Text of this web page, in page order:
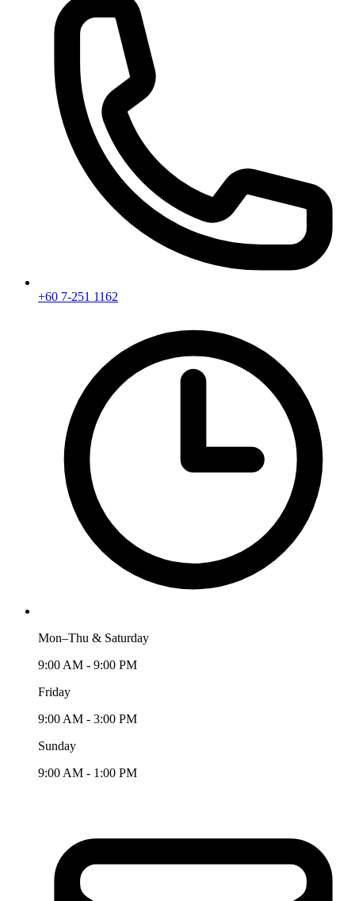
+60 7-251 1162
Mon–Thu & Saturday
9:00 AM - 9:00 PM
Friday
9:00 AM - 3:00 PM
Sunday
9:00 AM - 1:00 PM